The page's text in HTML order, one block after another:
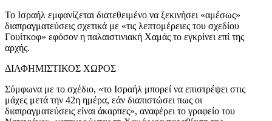
Το Ισραήλ εμφανίζεται διατεθειμένο να ξεκινήσει «αμέσως»
διαπραγματεύσεις σχετικά με «τις λεπτομέρειες του σχεδίου
Γουίτκοφ» εφόσον η παλαιστινιακή Χαμάς το εγκρίνει επί της
αρχής.
ΔΙΑΦΗΜΙΣΤΙΚΟΣ ΧΩΡΟΣ
Σύμφωνα με το σχέδιο, «το Ισραήλ μπορεί να επιστρέψει στις
μάχες μετά την 42η ημέρα, εάν διαπιστώσει πως οι
διαπραγματεύσεις είναι άκαρπες», αναφέρει το γραφείο του